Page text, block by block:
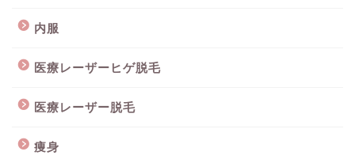
内服
医療レーザーヒゲ脱毛
医療レーザー脱毛
痩身